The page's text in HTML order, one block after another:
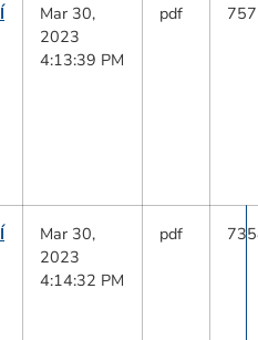
Mar 30,
2023
4:13:39 PM
pdf
Mar 30,
2023
4:14:32 PM
pdf